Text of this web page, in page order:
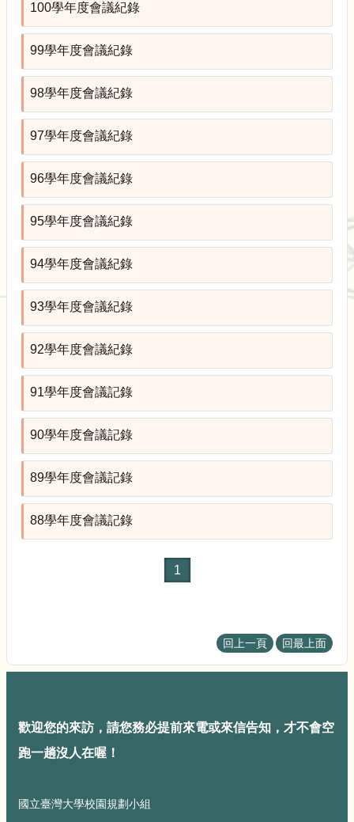
規
資
校
規
劃
告
生
多
風
公
藝
100學年度會議紀錄
99學年度會議紀錄
98學年度會議紀錄
97學年度會議紀錄
96學年度會議紀錄
95學年度會議紀錄
94學年度會議紀錄
93學年度會議紀錄
92學年度會議紀錄
91學年度會議記錄
90學年度會議記錄
89學年度會議記錄
88學年度會議記錄
1
回上一頁 回最上面
歡迎您的來訪，請您務必提前來電或來信告知，才不會空
跑一趟沒人在喔！
國立臺灣大學校園規劃小組